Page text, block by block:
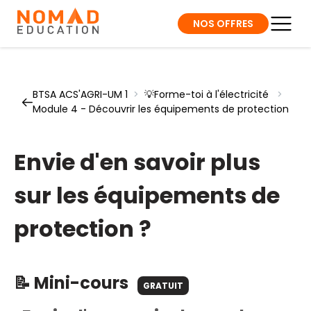
NOS OFFRES
BTSA ACS'AGRI-UM 1 > 💡Forme-toi à l'électricité
>
Module 4 - Découvrir les équipements de protection
Envie d'en savoir plus
sur les équipements de
protection ?
📝 Mini-cours GRATUIT